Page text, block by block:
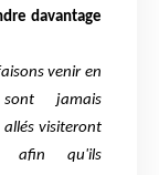
davantage
venir en
jamais
visiteront
afin qu'ils